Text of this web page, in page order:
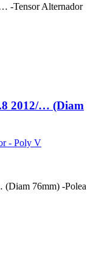
-Tensor Alternador
2012/… (Diam
- Poly V
76mm) -Polea